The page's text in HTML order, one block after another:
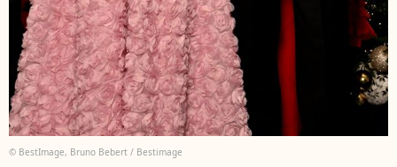
© BestImage, Bruno Bebert / Bestimage